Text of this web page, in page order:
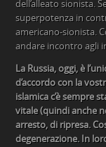
dell’alleato sionista.
superpotenza in
americano-sionista.
andare incontro agli
La Russia, oggi, è
d’accordo con la
islamica c’è sempre
vitale (quindi anche
arresto, di ripresa.
degenerazione. In